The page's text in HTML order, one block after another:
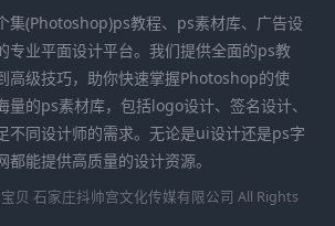
集(Photoshop)ps教程、ps素材库、广告设
专业平面设计平台。我们提供全面的ps教
高级技巧，助你快速掌握Photoshop的使
量的ps素材库，包括logo设计、签名设计、
不同设计师的需求。无论是ui设计还是ps字
能提供高质量的设计资源。
贝 石家庄抖帅宫文化传媒有限公司 All Rights